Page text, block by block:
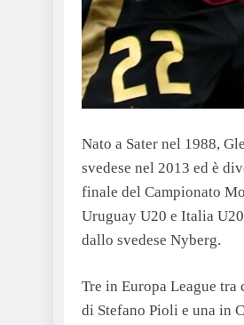
Nato a Sater nel 1988,
svedese nel 2013 ed è
finale del Campionato
Uruguay U20 e Italia
dallo svedese Nyberg.
Tre in Europa League
di Stefano Pioli e una in